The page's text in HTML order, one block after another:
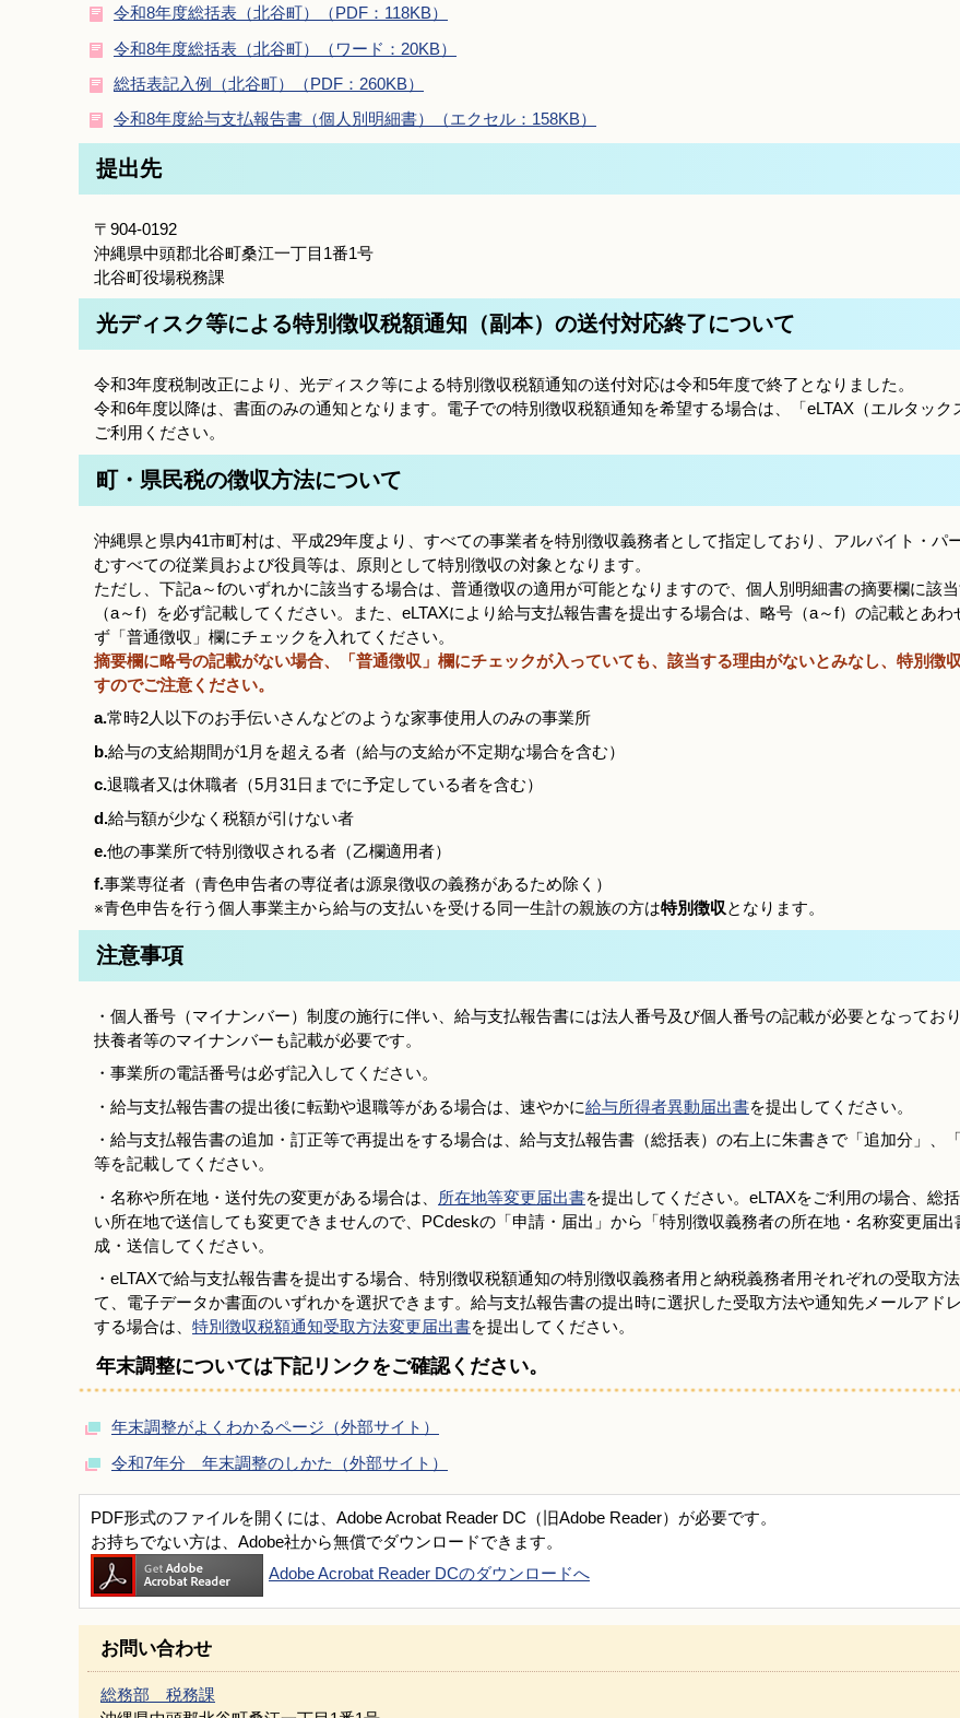
令和8年度総括表（北谷町）（PDF：118KB）
令和8年度総括表（北谷町）（ワード：20KB）
総括表記入例（北谷町）（PDF：260KB）
令和8年度給与支払報告書（個人別明細書）（エクセル：158KB）
提出先
〒904-0192
沖縄県中頭郡北谷町桑江一丁目1番1号
北谷町役場税務課
光ディスク等による特別徴収税額通知（副本）の送付対応終了について
令和3年度税制改正により、光ディスク等による特別徴収税額通知の送付対応は令和5年度で終了となりました。
令和6年度以降は、書面のみの通知となります。電子での特別徴収税額通知を希望する場合は、「eLTAX（エルタック
ご利用ください。
町・県民税の徴収方法について
沖縄県と県内41市町村は、平成29年度より、すべての事業者を特別徴収義務者として指定しており、アルバイト・パ
むすべての従業員および役員等は、原則として特別徴収の対象となります。
ただし、下記a～fのいずれかに該当する場合は、普通徴収の適用が可能となりますので、個人別明細書の摘要欄に該
（a～f）を必ず記載してください。また、eLTAXにより給与支払報告書を提出する場合は、略号（a～f）の記載とあわ
ず「普通徴収」欄にチェックを入れてください。
摘要欄に略号の記載がない場合、「普通徴収」欄にチェックが入っていても、該当する理由がないとみなし、特別徴
すのでご注意ください。
a.常時2人以下のお手伝いさんなどのような家事使用人のみの事業所
b.給与の支給期間が1月を超える者（給与の支給が不定期な場合を含む）
c.退職者又は休職者（5月31日までに予定している者を含む）
d.給与額が少なく税額が引けない者
e.他の事業所で特別徴収される者（乙欄適用者）
f.事業専従者（青色申告者の専従者は源泉徴収の義務があるため除く）
※青色申告を行う個人事業主から給与の支払いを受ける同一生計の親族の方は特別徴収となります。
注意事項
・個人番号（マイナンバー）制度の施行に伴い、給与支払報告書には法人番号及び個人番号の記載が必要となってお
扶養者等のマイナンバーも記載が必要です。
・事業所の電話番号は必ず記入してください。
・給与支払報告書の提出後に転勤や退職等がある場合は、速やかに給与所得者異動届出書を提出してください。
・給与支払報告書の追加・訂正等で再提出をする場合は、給与支払報告書（総括表）の右上に朱書きで「追加分」、「
等を記載してください。
・名称や所在地・送付先の変更がある場合は、
所在地等変更届出書を提出してください。eLTAXをご利用の場合、総
い所在地で送信しても変更できませんので、PCdeskの「申請・届出」から「特別徴収義務者の所在地・名称変更届出
成・送信してください。
・eLTAXで給与支払報告書を提出する場合、特別徴収税額通知の特別徴収義務者用と納税義務者用それぞれの受取方
て、電子データか書面のいずれかを選択できます。給与支払報告書の提出時に選択した受取方法や通知先メールアド
する場合は、 特別徴収税額通知受取方法変更届出書を提出してください。
年末調整については下記リンクをご確認ください。
年末調整がよくわかるページ（外部サイト）
令和7年分 年末調整のしかた（外部サイト）
PDF形式のファイルを開くには、Adobe Acrobat Reader DC（旧Adobe Reader）が必要です。
お持ちでない方は、Adobe社から無償でダウンロードできます。
Adobe Acrobat Reader DCのダウンロードへ
お問い合わせ
総務部 税務課